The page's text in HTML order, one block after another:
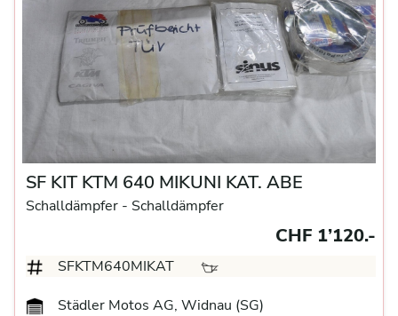
SF KIT KTM 640 MIKUNI KAT. ABE
Schalldämpfer - Schalldämpfer
CHF 1’120.-
SFKTM640MIKAT
Städler Motos AG, Widnau (SG)